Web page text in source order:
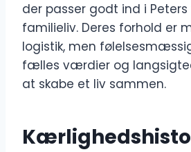
der passer godt ind i
familieliv. Deres forhold er
logistik, men
fælles værdier og
at skabe et liv sammen.